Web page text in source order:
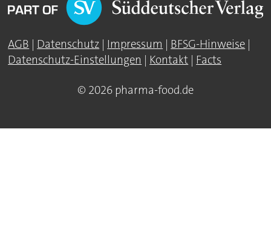
AGB Datenschutz Impressum BFSG-Hinweise
Datenschutz-Einstellungen
Kontakt Facts
© 2026 pharma-food.de